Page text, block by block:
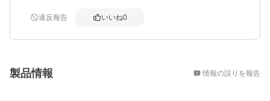
違反報告 いいね0
製品情報 情報の誤りを報告